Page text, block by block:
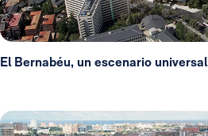
El Bernabéu, un escenario universal